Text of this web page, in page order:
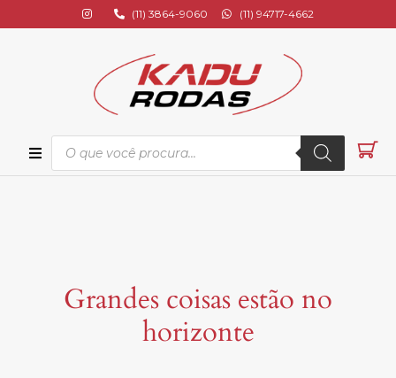
(11) 3864-9060 (11) 94717-4662
Grandes coisas estão no
horizonte